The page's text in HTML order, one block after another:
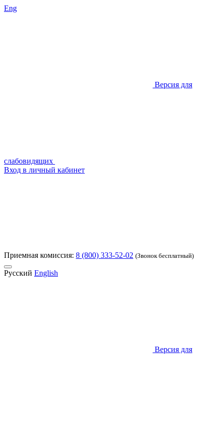
Eng
Версия для
слабовидящих
Вход в личный кабинет
Приемная комиссия: 8 (800) 333-52-02 (Звонок бесплатный)
Русский English
Версия для